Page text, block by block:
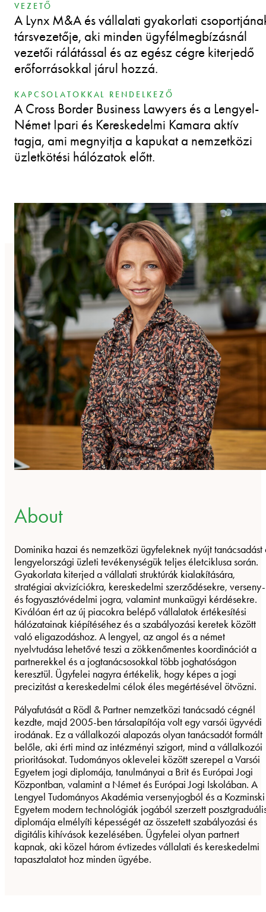
VEZETŐ
A Lynx M&A és vállalati gyakorlati
társvezetője, aki minden ügyfélmegbízásnál
vezetői rálátással és az egész cégre kiterjedő
erőforrásokkal járul hozzá.
KAPCSOLATOKKAL RENDELKEZŐ
A Cross Border Business Lawyers és a Lengyel-
Német Ipari és Kereskedelmi Kamara aktív
tagja, ami megnyitja a kapukat a nemzetközi
üzletkötési hálózatok előtt.
About
Dominika hazai és nemzetközi ügyfeleknek nyújt tanácsadást
lengyelországi üzleti tevékenységük teljes életciklusa során.
Gyakorlata kiterjed a vállalati struktúrák kialakítására,
stratégiai akvizíciókra, kereskedelmi szerződésekre, verseny-
és fogyasztóvédelmi jogra, valamint munkaügyi kérdésekre.
Kiválóan ért az új piacokra belépő vállalatok értékesítési
hálózatainak kiépítéséhez és a szabályozási keretek között
való eligazodáshoz. A lengyel, az angol és a német
nyelvtudása lehetővé teszi a zökkenőmentes koordinációt a
partnerekkel és a jogtanácsosokkal több joghatóságon
keresztül. Ügyfelei nagyra értékelik, hogy képes a jogi
precizitást a kereskedelmi célok éles megértésével ötvözni.
Pályafutását a Rödl & Partner nemzetközi tanácsadó cégnél
kezdte, majd 2005-ben társalapítója volt egy varsói ügyvédi
irodának. Ez a vállalkozói alapozás olyan tanácsadót formált
belőle, aki érti mind az intézményi szigort, mind a vállalkozói
prioritásokat. Tudományos oklevelei között szerepel a Varsói
Egyetem jogi diplomája, tanulmányai a Brit és Európai Jogi
Központban, valamint a Német és Európai Jogi Iskolában. A
Lengyel Tudományos Akadémia versenyjogból és a Kozminski
Egyetem modern technológiák jogából szerzett
diplomája elmélyíti képességét az összetett szabályozási és
digitális kihívások kezelésében. Ügyfelei olyan partnert
kapnak, aki közel három évtizedes vállalati és kereskedelmi
tapasztalatot hoz minden ügyébe.